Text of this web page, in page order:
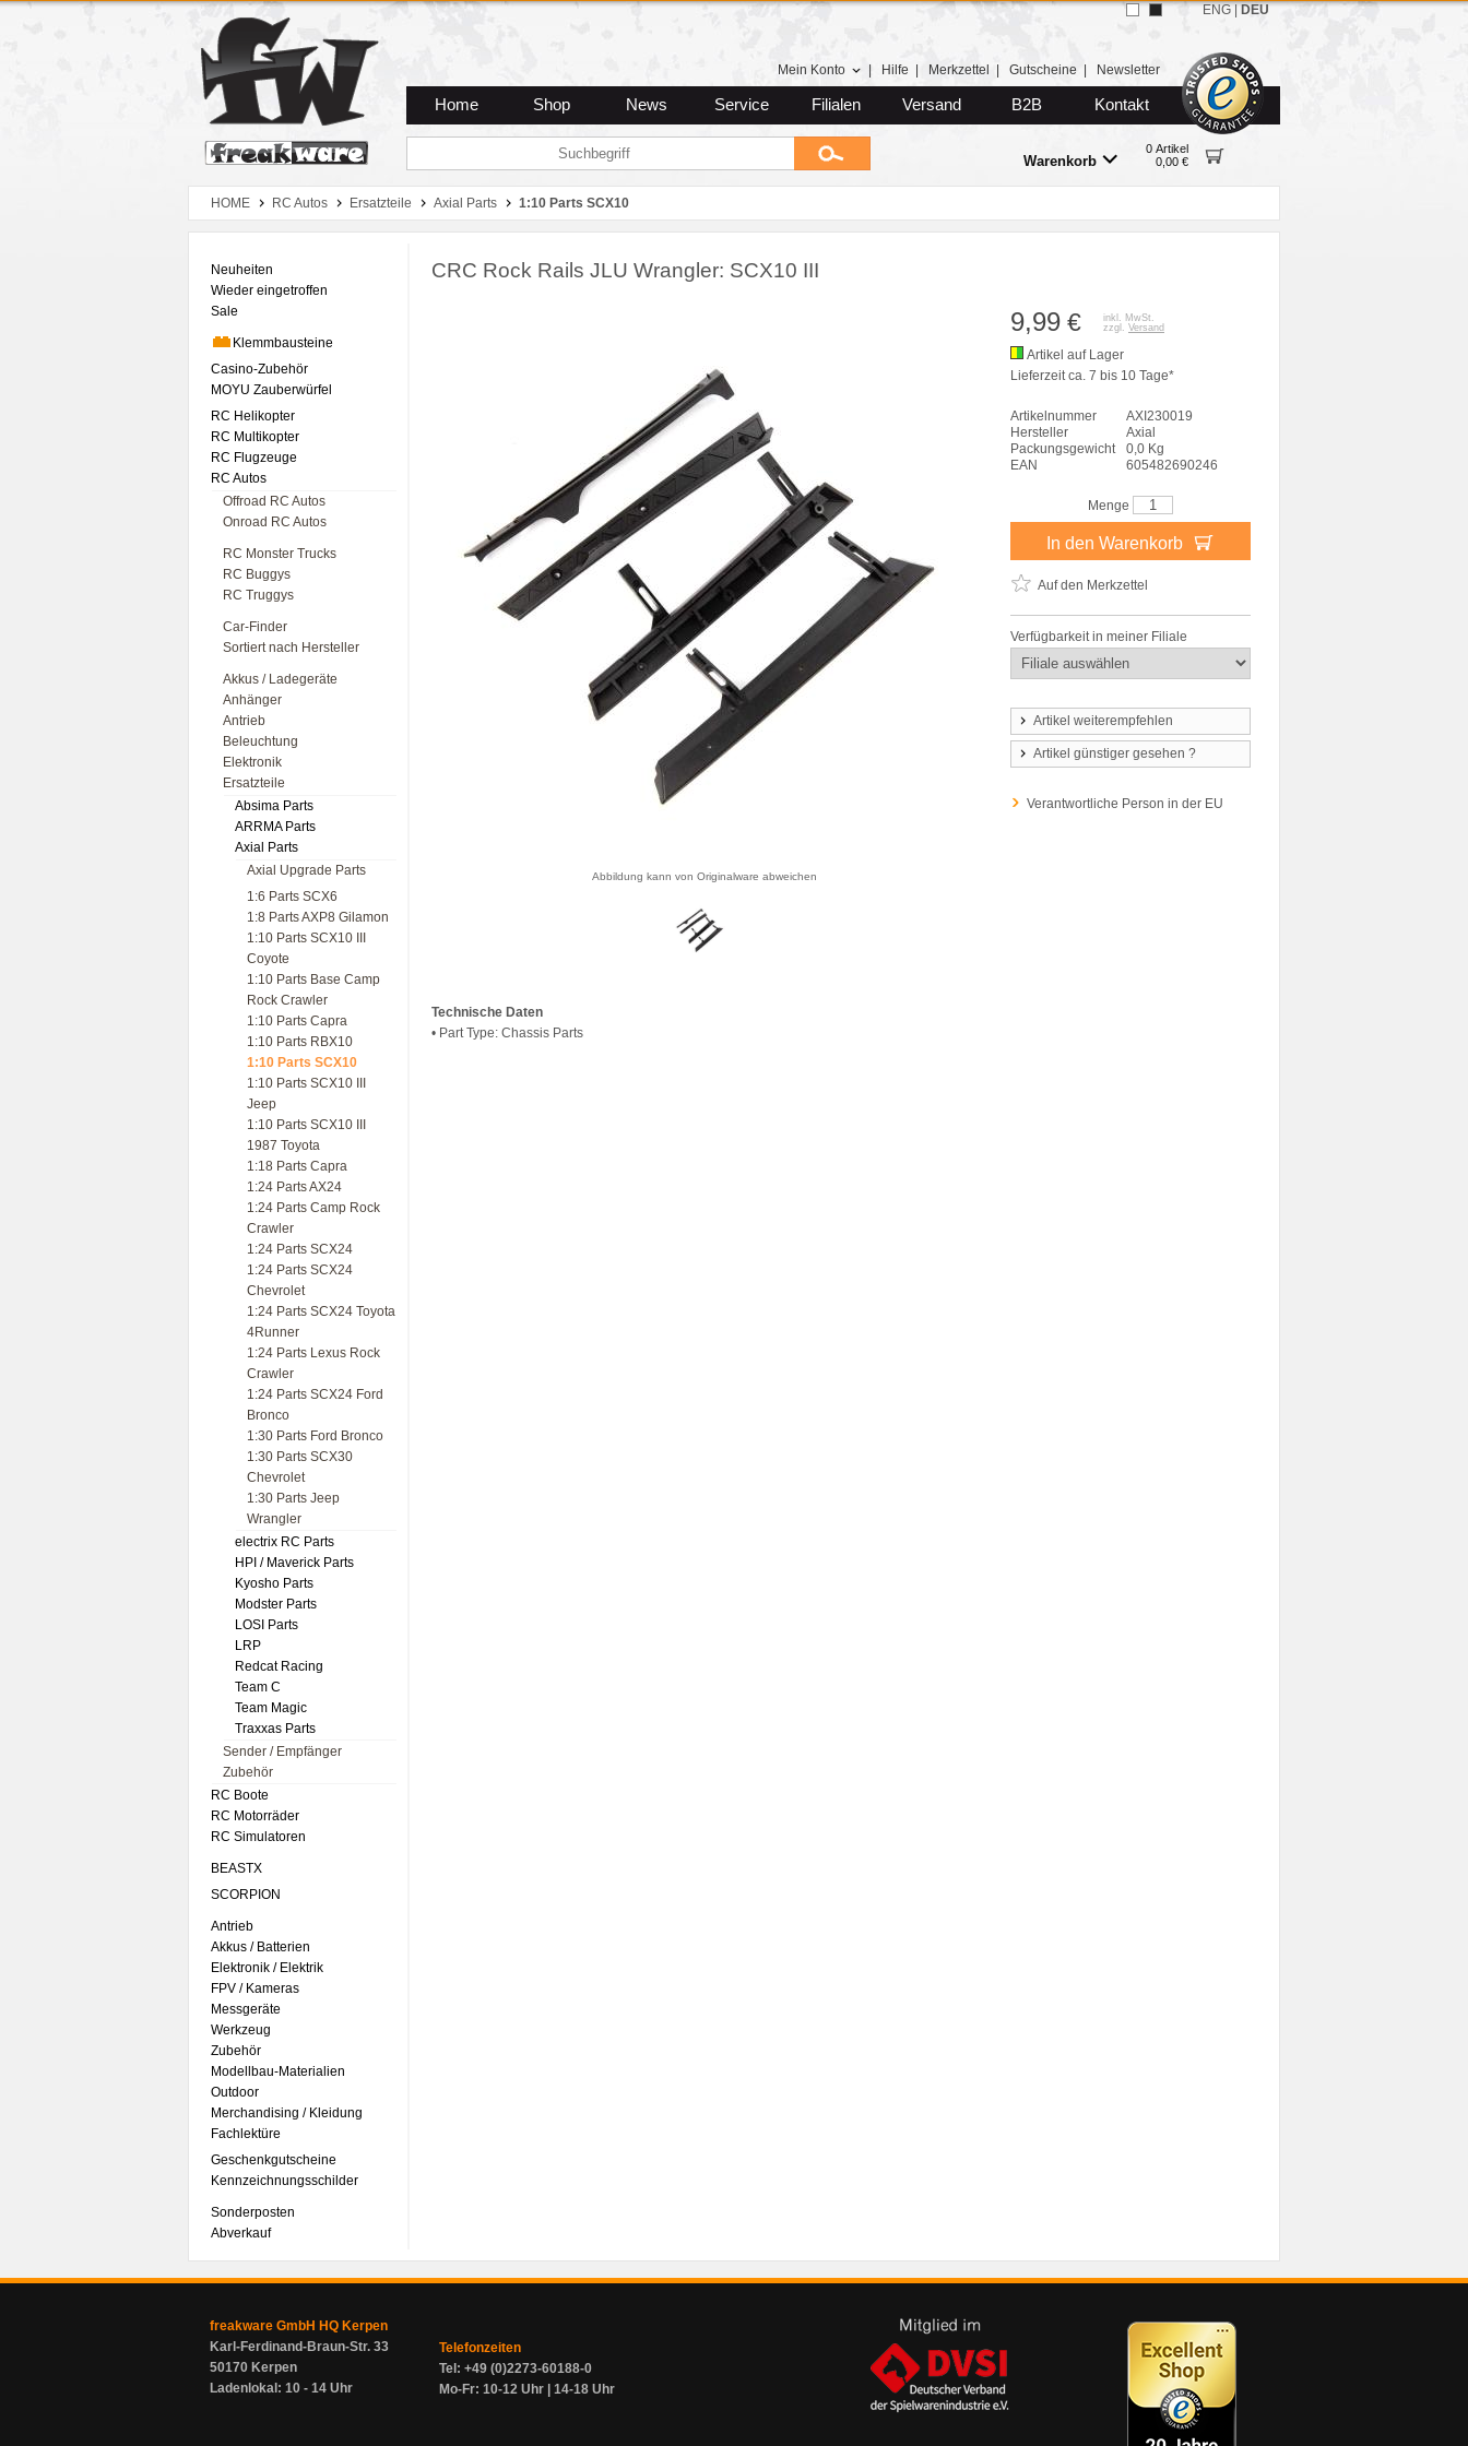
Zum Hauptmenue
Zum Seiteninhalt
Zum Warenkob
Mein Konto Hilfe Merkzettel Gutscheine Newsletter
Home Shop News Service Filialen Versand B2B Kontakt
Warenkorb
0 Artikel
0,00 €
ENG DEU
HOME RC Autos Ersatzteile Axial Parts 1:10 Parts SCX10
Neuheiten
Wieder eingetroffen
Sale
Klemmbausteine
Casino-Zubehör
MOYU Zauberwürfel
RC Helikopter
RC Multikopter
RC Flugzeuge
RC Autos
Offroad RC Autos
Onroad RC Autos
RC Monster Trucks
RC Buggys
RC Truggys
Car-Finder
Sortiert nach Hersteller
Akkus / Ladegeräte
Anhänger
Antrieb
Beleuchtung
Elektronik
Ersatzteile
Absima Parts
ARRMA Parts
Axial Parts
Axial Upgrade Parts
1:6 Parts SCX6
1:8 Parts AXP8 Gilamon
1:10 Parts SCX10 III
Coyote
1:10 Parts Base Camp
Rock Crawler
1:10 Parts Capra
1:10 Parts RBX10
1:10 Parts SCX10
1:10 Parts SCX10 III
Jeep
1:10 Parts SCX10 III
1987 Toyota
1:18 Parts Capra
1:24 Parts AX24
1:24 Parts Camp Rock
Crawler
1:24 Parts SCX24
1:24 Parts SCX24
Chevrolet
1:24 Parts SCX24 Toyota
4Runner
1:24 Parts Lexus Rock
Crawler
1:24 Parts SCX24 Ford
Bronco
1:30 Parts Ford Bronco
1:30 Parts SCX30
Chevrolet
1:30 Parts Jeep
Wrangler
electrix RC Parts
HPI / Maverick Parts
Kyosho Parts
Modster Parts
LOSI Parts
LRP
Redcat Racing
Team C
Team Magic
Traxxas Parts
Sender / Empfänger
Zubehör
RC Boote
RC Motorräder
RC Simulatoren
BEASTX
SCORPION
Antrieb
Akkus / Batterien
Elektronik / Elektrik
FPV / Kameras
Messgeräte
Werkzeug
Zubehör
Modellbau-Materialien
Outdoor
Merchandising / Kleidung
Fachlektüre
Geschenkgutscheine
Kennzeichnungsschilder
Sonderposten
Abverkauf
CRC Rock Rails JLU Wrangler: SCX10 III
Abbildung kann von Originalware abweichen
Technische Daten
• Part Type: Chassis Parts
9,99 €
inkl. MwSt.
zzgl. Versand
Artikel auf Lager
Lieferzeit ca. 7 bis 10 Tage*
Artikelnummer
AXI230019
Hersteller
Axial
Packungsgewicht
0,0 Kg
EAN
605482690246
Menge
In den Warenkorb
Auf den Merkzettel
Verfügbarkeit in meiner Filiale
Artikel weiterempfehlen
Artikel günstiger gesehen ?
Verantwortliche Person in der EU
freakware GmbH HQ Kerpen
Karl-Ferdinand-Braun-Str. 33
50170 Kerpen
Ladenlokal: 10 - 14 Uhr
Telefonzeiten
Tel: +49 (0)2273-60188-0
Mo-Fr: 10-12 Uhr | 14-18 Uhr